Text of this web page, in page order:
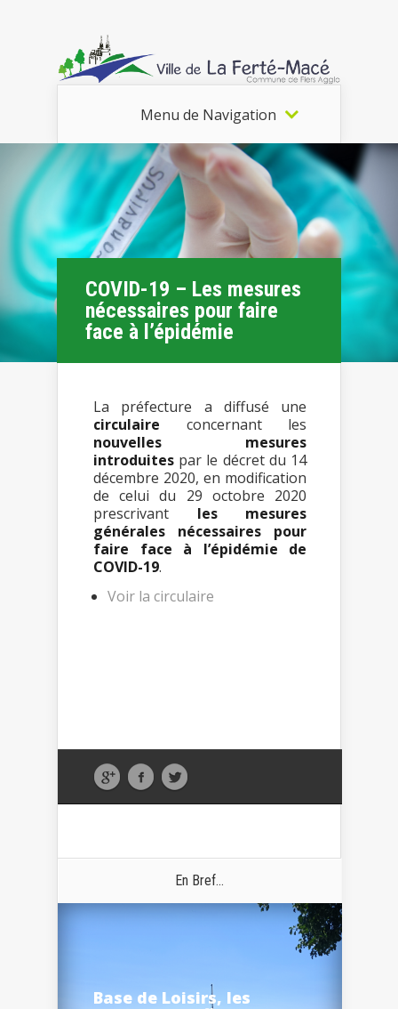
Menu de Navigation
COVID-19 – Les mesures
nécessaires pour faire
face à l’épidémie
La préfecture a diffusé une
circulaire concernant les
nouvelles mesures
introduites par le décret du 14
décembre 2020, en modification
de celui du 29 octobre 2020
prescrivant les mesures
générales nécessaires pour
faire face à l’épidémie de
COVID-19.
Voir la circulaire
En Bref...
Base de Loisirs, les